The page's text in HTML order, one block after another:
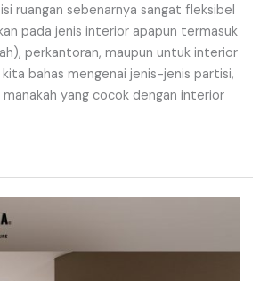
ruangan sebenarnya sangat fleksibel
pada jenis interior apapun termasuk
perkantoran, maupun untuk interior
bahas mengenai jenis-jenis partisi,
yang cocok dengan interior